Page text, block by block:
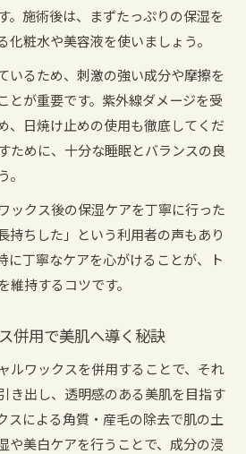
。施術後は、まずたっぷりの保湿を
化粧水や美容液を使いましょう。
いるため、刺激の強い成分や摩擦を
とが重要です。紫外線ダメージを受
、日焼け止めの使用も徹底してくだ
ために、十分な睡眠とバランスの良
。
ックス後の保湿ケアを丁寧に行った
持ちした」という利用者の声もあり
に丁寧なケアを心がけることが、ト
維持するコツです。
併用で美肌へ導く秘訣
ルワックスを併用することで、それ
き出し、透明感のある美肌を目指す
スによる角質・産毛の除去で肌の土
や美白ケアを行うことで、成分の浸